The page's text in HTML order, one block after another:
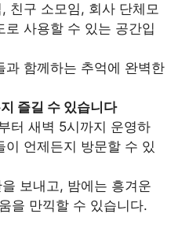
친구 소모임, 회사 단체모
로 사용할 수 있는 공간입
과 함께하는 추억에 완벽한
즐길 수 있습니다
터 새벽 5시까지 운영하
이 언제든지 방문할 수 있
보내고, 밤에는 흥겨운
을 만끽할 수 있습니다.